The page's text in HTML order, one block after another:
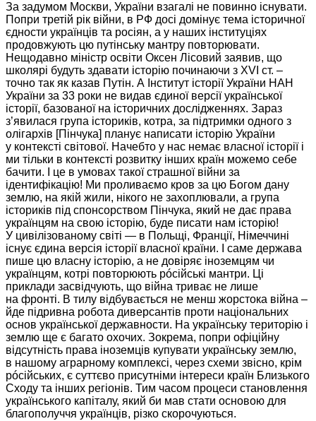
За задумом Москви, України взагалі не повинно існувати.
Попри третій рік війни, в РФ досі домінує тема історичної
єдности українців та росіян, а у наших інституціях
продовжують цю путінську мантру повторювати.
Нещодавно міністр освіти Оксен Лісовий заявив, що
школярі будуть здавати історію починаючи з XVI ст. –
точно так як казав Путін. А Інститут історіїУкраїни НАН
України за 33 роки не видав єдиної версії української
історії, базованої на історичних дослідженнях. Зараз
з’явилася група істориків, котра, за підтримки одного з
олігархів [Пінчука] планує написати історію України
у контексті світової. Начебто у нас немає власної історії і
ми тільки в контексті розвитку інших країн можемо себе
бачити. І це в умовах такої страшної війни за
ідентифікацію! Ми проливаємо кров за цю Богом дану
землю, на якій жили, нікого не захоплювали, а група
істориків під спонсорством Пінчука, який не дає права
українцям на свою історію, буде писати нам історію!
У цивілізованому світі — в Польщі, Франції, Німеччині
існує єдина версія історії власної країни. І саме держава
пише цю власну історію, а не довіряє іноземцям чи
українцям, котрі повторюють рóсійські мантри. Ці
приклади засвідчують, що війна триває не лише
на фронті. В тилу відбувається не менш жорстока війна –
йде підривна робота диверсантів проти національних
основ української державности. На українську територію і
землю ще є багато охочих. Зокрема, попри офіційну
відсутність права іноземців купувати українську землю,
в нашому аграрному комплексі, через схеми звісно, крім
рóсійських, є суттєво присутніми інтереси країн Близького
Сходу та інших регіонів. Тим часом процеси становлення
українського капіталу, який би мав стати основою для
благополуччя українців, різко скорочуються.